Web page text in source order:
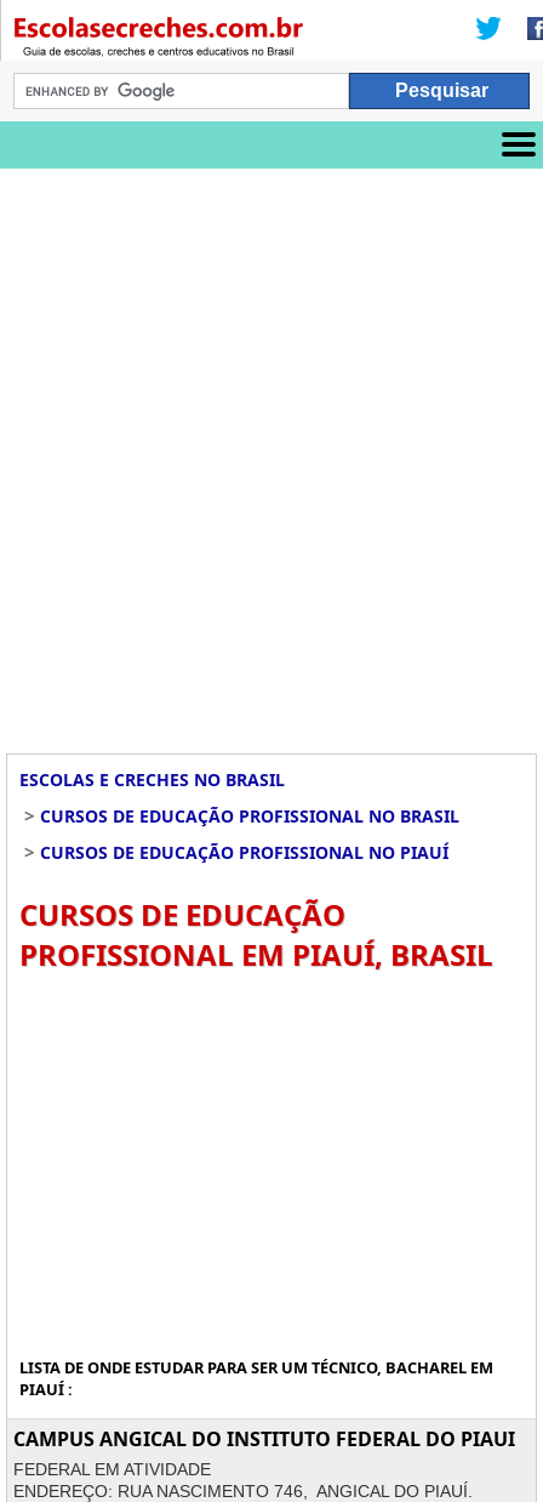
ESCOLAS E CRECHES NO BRASIL
> CURSOS DE EDUCAÇÃO PROFISSIONAL NO BRASIL
> CURSOS DE EDUCAÇÃO PROFISSIONAL NO PIAUÍ
CURSOS DE EDUCAÇÃO
PROFISSIONAL EM PIAUÍ, BRASIL
LISTA DE ONDE ESTUDAR PARA SER UM TÉCNICO, BACHAREL EM
PIAUÍ :
CAMPUS ANGICAL DO INSTITUTO FEDERAL DO PIAUI
FEDERAL EM ATIVIDADE
ENDEREÇO: RUA NASCIMENTO 746, ANGICAL DO PIAUÍ.